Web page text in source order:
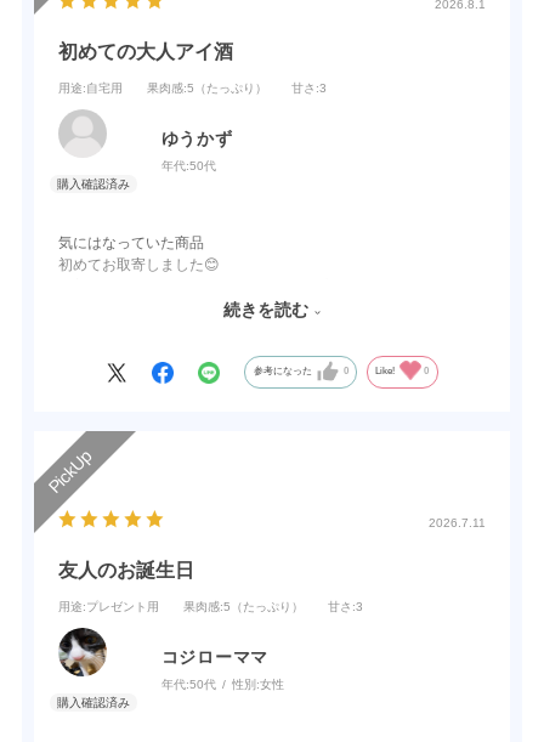
2026.8.1
初めての大人アイ酒
用途:自宅用 果肉感:5（たっぷり） 甘さ :3
ゆうかず
年代:50代
気にはなっていた商品
初めてお取寄しました😊
先ずは、試しに「みかん」を続きを読む
参考になった 0 Like! 0
2026.7.11
友人のお誕生日
用途:プレゼント用 果肉感:5（たっぷり） 甘さ :3
コジローママ
年代:50代 性別:女性